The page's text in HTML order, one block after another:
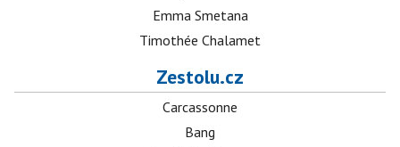
Emma Smetana
Timothée Chalamet
Zestolu.cz
Carcassonne
Bang